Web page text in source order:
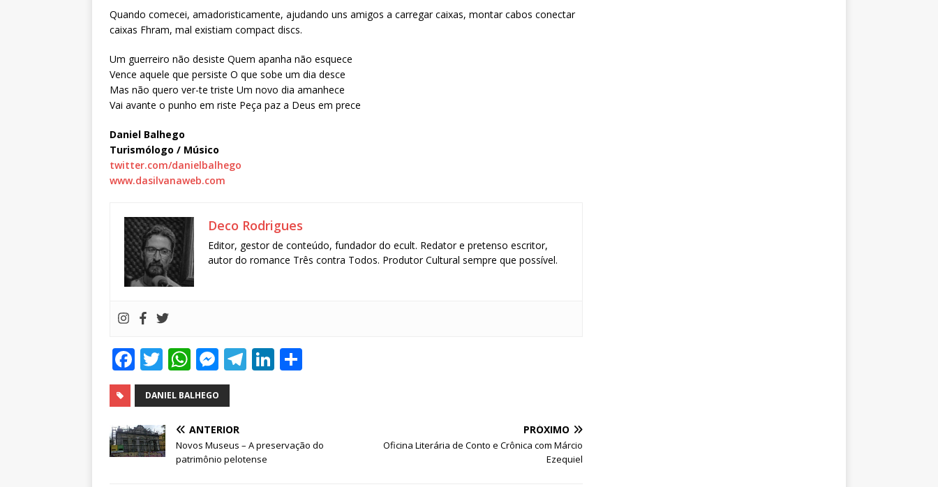
Quando comecei, amadoristicamente, ajudando uns amigos a carregar caixas, montar cabos conectar
caixas Fhram, mal existiam compact discs.
Um guerreiro não desiste Quem apanha não esquece
Vence aquele que persiste O que sobe um dia desce
Mas não quero ver-te triste Um novo dia amanhece
Vai avante o punho em riste Peça paz a Deus em prece
Daniel Balhego
Turismólogo / Músico
twitter.com/danielbalhego
www.dasilvanaweb.com
Deco Rodrigues
Editor, gestor de conteúdo, fundador do ecult. Redator e pretenso escritor,
autor do romance Três contra Todos. Produtor Cultural sempre que possível.
F
a
c
e
b
T
w
it
te
r
W
h
at
s
A
p
M
e
ss
e
n
g
T
ra
m
Li
dI
DANIEL BALHEGO
ANTERIOR
Novos Museus – A preservação do
patrimônio pelotense
PRÓXIMO
Oficina Literária de Conto e Crônica com Márcio
Ezequiel